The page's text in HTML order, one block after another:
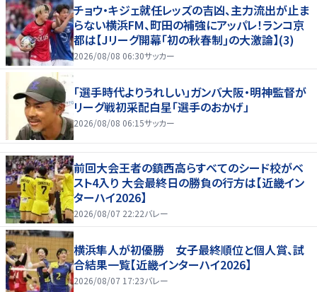
チョウ・キジェ就任レッズの吉凶、主力流出が止ま
らない横浜FM、町田の補強にアッパレ！ランコ京
都は【Jリーグ開幕｢初の秋春制｣の大激論】(3)
2026/08/08 06:30サッカー
「選手時代よりうれしい」ガンバ大阪・明神監督が
リーグ戦初采配白星「選手のおかげ」
2026/08/08 06:15サッカー
前回大会王者の鎮西高らすべてのシード校がベ
スト4入り 大会最終日の勝負の行方は【近畿イン
ターハイ2026】
2026/08/07 22:22バレー
横浜隼人が初優勝 女子最終順位と個人賞、試
合結果一覧【近畿インターハイ2026】
2026/08/07 17:23バレー